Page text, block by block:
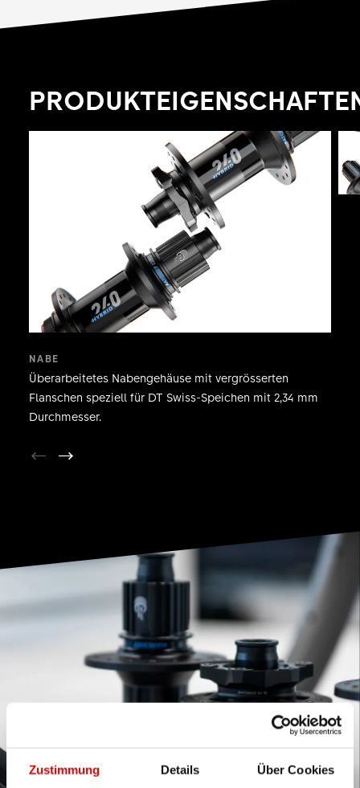
Zustimmung Details Über Cookies
höheren Lasten stand, welche in den
Beschleunigungs- und Bremsvorgängen
Widerstandsfähigkeit der Nabe und ermöglicht
damit längere, unbeschwerte eMTB-Touren.
NABE
Überarbeitetes Nabengehäuse mit vergrösserten
Flanschen speziell für DT Swiss-Speichen mit 2,34 mm
Durchmesser.